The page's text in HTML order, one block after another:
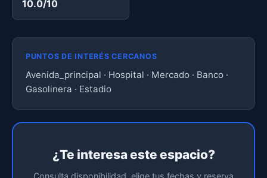
10.0/10
PUNTOS DE INTERÉS CERCANOS
Avenida_principal · Hospital · Mercado · Banco ·
Gasolinera · Estadio
¿Te interesa este espacio?
Consulta disponibilidad, elige tus fechas y reserva